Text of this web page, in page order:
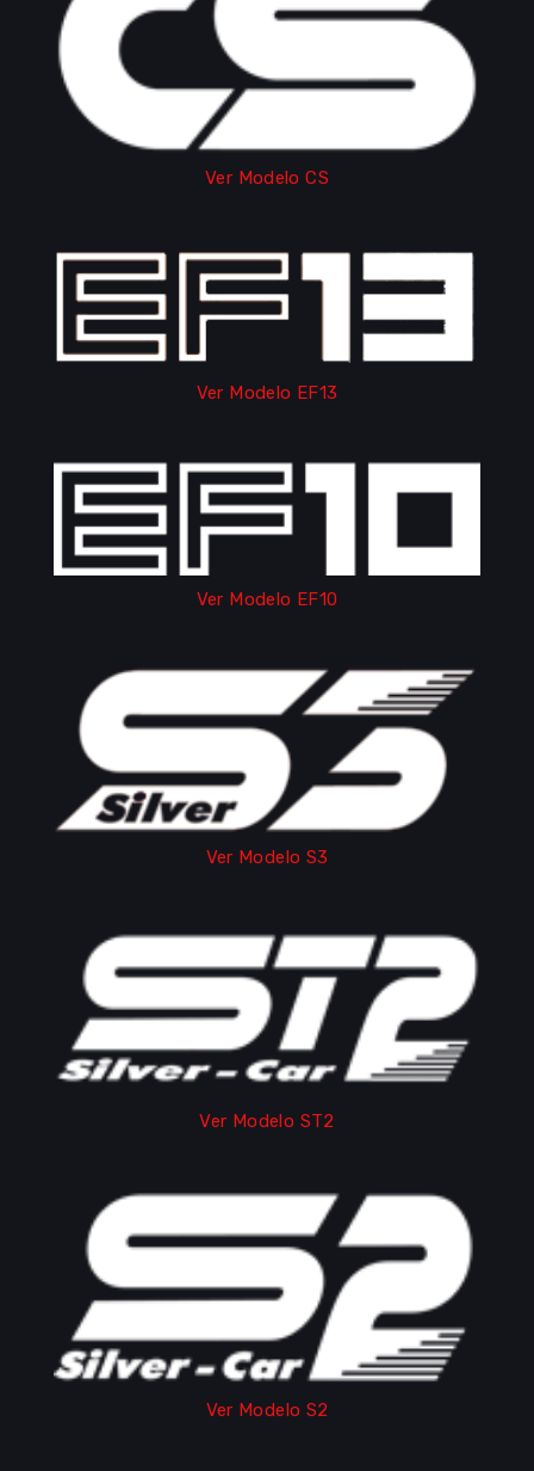
Ver Modelo CS
Ver Modelo EF13
Ver Modelo EF10
Ver Modelo S3
Ver Modelo ST2